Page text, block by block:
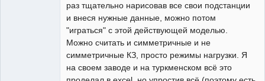
раз тщательно нарисовав все свои подстанции
и внеся нужные данные, можно потом
"играться" с этой действующей моделью.
Можно считать и симметричные и не
симметричные КЗ, просто режимы нагрузки. Я
на своем заводе и на туркменском всё это